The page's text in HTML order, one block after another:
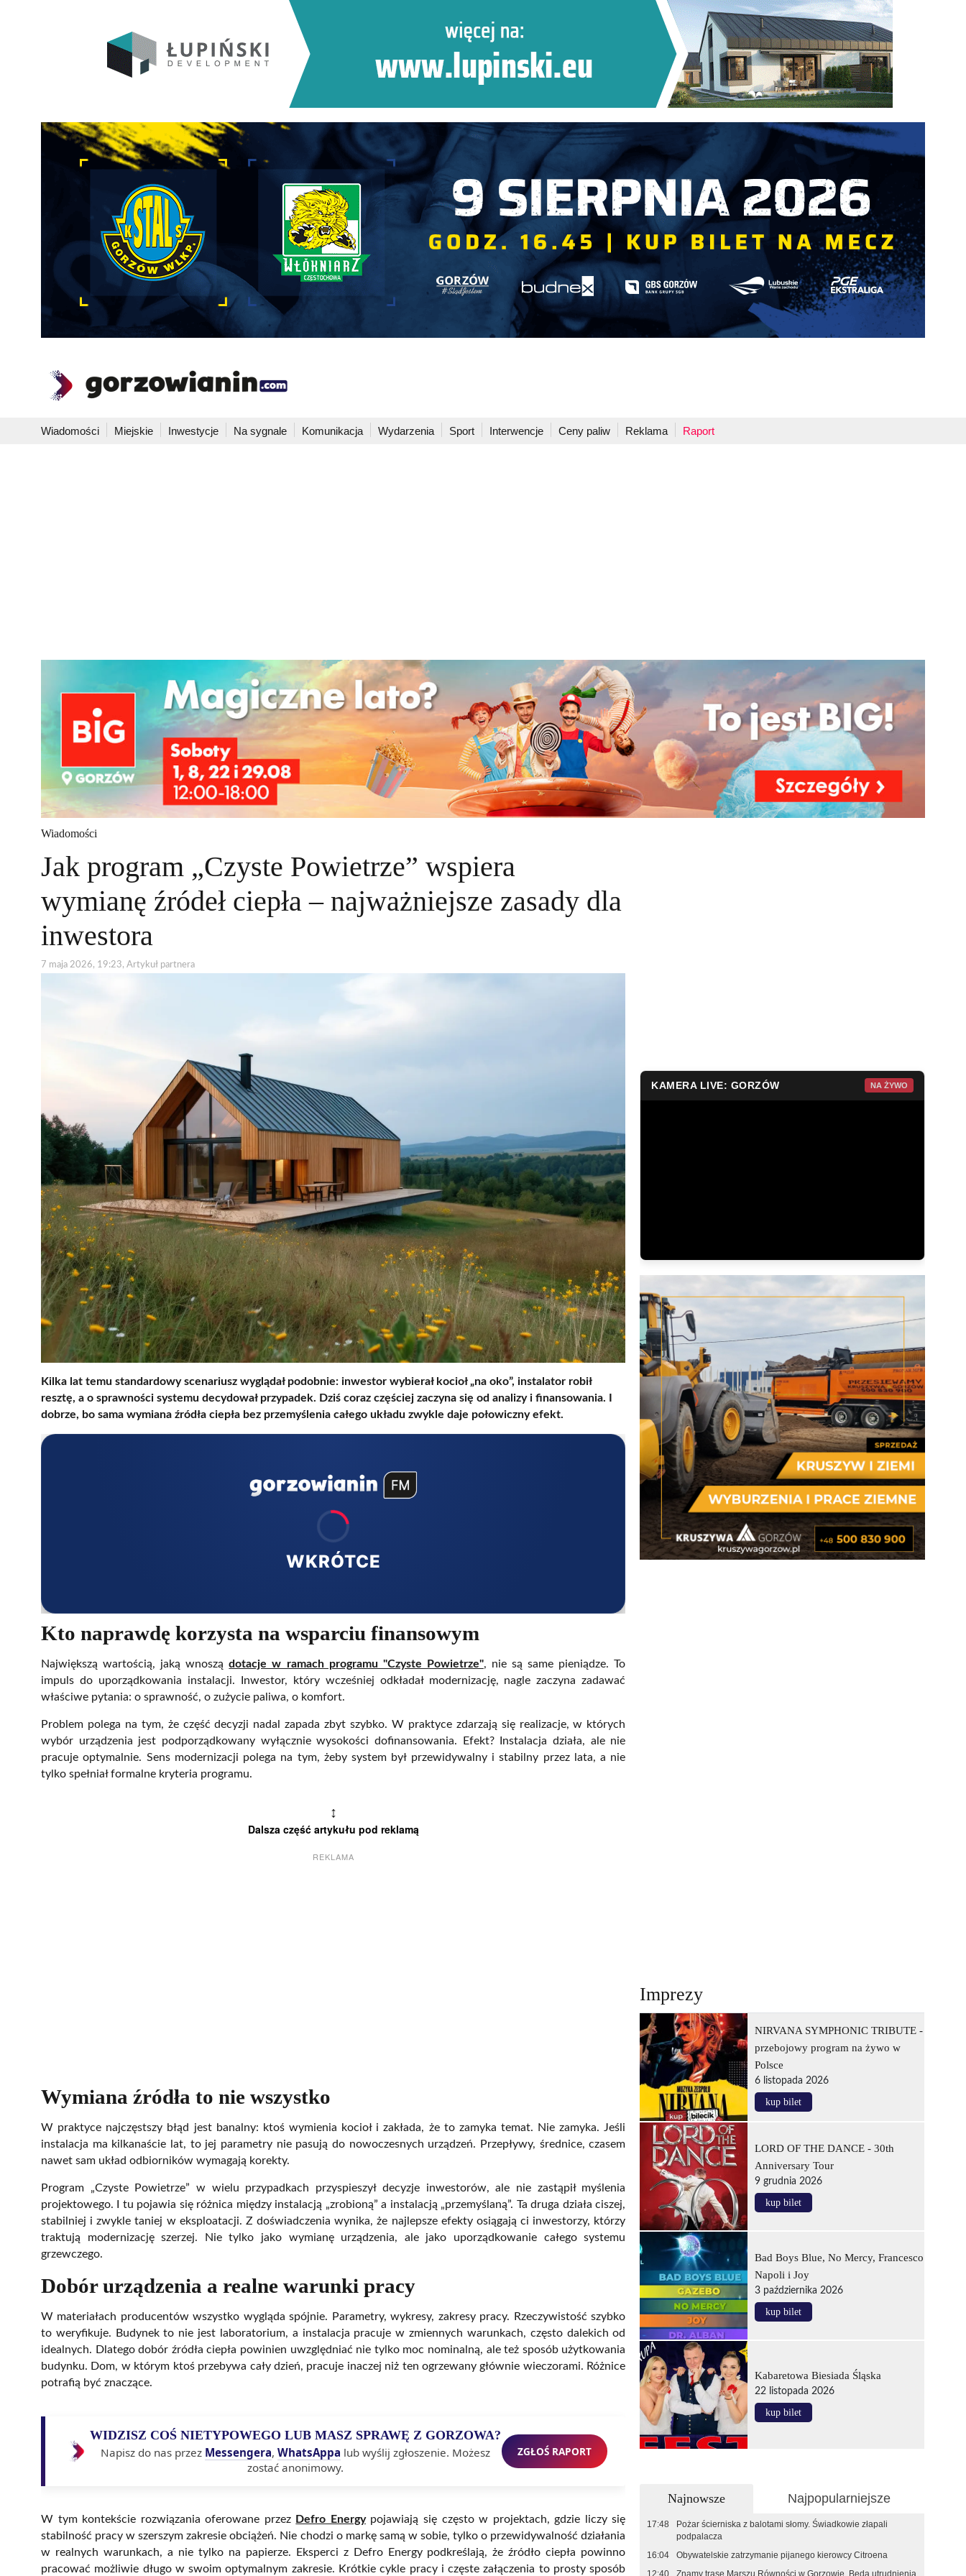
Wiadomości Miejskie Inwestycje Na sygnale Komunikacja Wydarzenia Sport Interwencje Ceny paliw Reklama Raport
Wiadomości
Jak program „Czyste Powietrze” wspiera
wymianę źródeł ciepła – najważniejsze zasady dla
inwestora
7 maja 2026, 19:23, Artykuł partnera
Kilka lat temu standardowy scenariusz wyglądał podobnie: inwestor wybierał kocioł „na oko”, instalator robił
resztę, a o sprawności systemu decydował przypadek. Dziś coraz częściej zaczyna się od analizy i finansowania. I
dobrze, bo sama wymiana źródła ciepła bez przemyślenia całego układu zwykle daje połowiczny efekt.
WKRÓTCE
Kto naprawdę korzysta na wsparciu finansowym
Największą wartością, jaką wnosządotacje w ramach programu "Czyste Powietrze", nie są same pieniądze. To
impuls do uporządkowania instalacji. Inwestor, który wcześniej odkładał modernizację, nagle zaczyna zadawać
właściwe pytania: o sprawność, o zużycie paliwa, o komfort.
Problem polega na tym, że część decyzji nadal zapada zbyt szybko. W praktyce zdarzają się realizacje, w których
wybór urządzenia jest podporządkowany wyłącznie wysokości dofinansowania. Efekt? Instalacja działa, ale nie
pracuje optymalnie. Sens modernizacji polega na tym, żeby system był przewidywalny i stabilny przez lata, a nie
tylko spełniał formalne kryteria programu.
↕
Dalsza część artykułu pod reklamą
REKLAMA
Wymiana źródła to nie wszystko
W praktyce najczęstszy błąd jest banalny: ktoś wymienia kocioł i zakłada, że to zamyka temat. Nie zamyka. Jeśli
instalacja ma kilkanaście lat, to jej parametry nie pasują do nowoczesnych urządzeń. Przepływy, średnice, czasem
nawet sam układ odbiorników wymagają korekty.
Program „Czyste Powietrze” w wielu przypadkach przyspieszył decyzje inwestorów, ale nie zastąpił myślenia
projektowego. I tu pojawia się różnica między instalacją „zrobioną” a instalacją „przemyślaną”. Ta druga działa ciszej,
stabilniej i zwykle taniej w eksploatacji. Z doświadczenia wynika, że najlepsze efekty osiągają ci inwestorzy, którzy
traktują modernizację szerzej. Nie tylko jako wymianę urządzenia, ale jako uporządkowanie całego systemu
grzewczego.
Dobór urządzenia a realne warunki pracy
W materiałach producentów wszystko wygląda spójnie. Parametry, wykresy, zakresy pracy. Rzeczywistość szybko
to weryfikuje. Budynek to nie jest laboratorium, a instalacja pracuje w zmiennych warunkach, często dalekich od
idealnych. Dlatego dobór źródła ciepła powinien uwzględniać nie tylko moc nominalną, ale też sposób użytkowania
budynku. Dom, w którym ktoś przebywa cały dzień, pracuje inaczej niż ten ogrzewany głównie wieczorami. Różnice
potrafią być znaczące.
WIDZISZ COŚ NIETYPOWEGO LUB MASZ SPRAWĘ Z GORZOWA?
Napisz do nas przez Messengera, WhatsAppa lub wyślij zgłoszenie. Możesz
zostać anonimowy.
ZGŁOŚ RAPORT
W tym kontekście rozwiązania oferowane przez Defro Energypojawiają się często w projektach, gdzie liczy się
stabilność pracy w szerszym zakresie obciążeń. Nie chodzi o markę samą w sobie, tylko o przewidywalność działania
w realnych warunkach, a nie tylko na papierze. Eksperci z Defro Energy podkreślają, że źródło ciepła powinno
pracować możliwie długo w swoim optymalnym zakresie. Krótkie cykle pracy i częste załączenia to prosty sposób
KAMERA LIVE: GORZÓW NA ŻYWO
Imprezy
NIRVANA SYMPHONIC TRIBUTE -
przebojowy program na żywo w
Polsce
6 listopada 2026
kup bilet
LORD OF THE DANCE - 30th
Anniversary Tour
9 grudnia 2026
kup bilet
Bad Boys Blue, No Mercy, Francesco
Napoli i Joy
3 października 2026
kup bilet
Kabaretowa Biesiada Śląska
22 listopada 2026
kup bilet
Najnowsze Najpopularniejsze
17:48
Pożar ścierniska z balotami słomy. Świadkowie złapali
podpalacza
16:04
Obywatelskie zatrzymanie pijanego kierowcy Citroena